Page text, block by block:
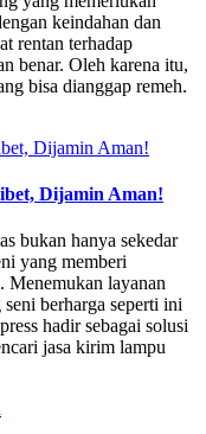
keindahan dan
rentan terhadap
benar. Oleh karena itu,
bisa dianggap remeh.
Dijamin Aman!
bukan hanya sekedar
yang memberi
Menemukan layanan
berharga seperti ini
hadir sebagai solusi
jasa kirim lampu